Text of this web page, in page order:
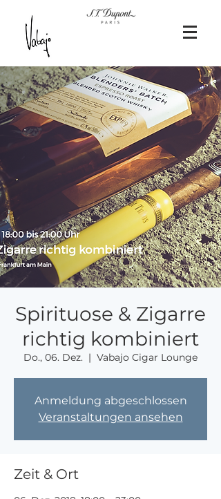
Spirituose & Zigarre
richtig kombiniert
Do., 06. Dez.
  |
Vabajo Cigar Lounge
Anmeldung abgeschlossen
Veranstaltungen ansehen
Zeit & Ort